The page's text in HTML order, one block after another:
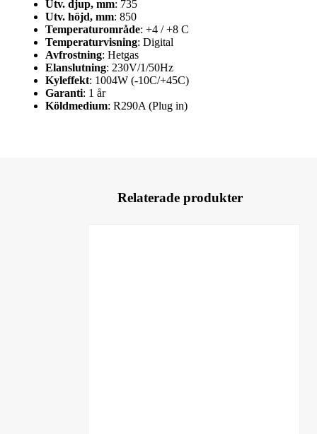
Utv. djup, mm: 735
Utv. höjd, mm: 850
Temperaturområde: +4 / +8 C
Temperaturvisning: Digital
Avfrostning: Hetgas
Elanslutning: 230V/1/50Hz
Kyleffekt: 1004W (-10C/+45C)
Garanti: 1 år
Köldmedium: R290A (Plug in)
Relaterade produkter